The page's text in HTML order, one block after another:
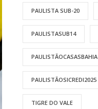
PAULISTA SUB-20
PAULISTASUB14
PAULISTÃOCASASBAHIA
PAULISTÃOSICREDI2025
TIGRE DO VALE